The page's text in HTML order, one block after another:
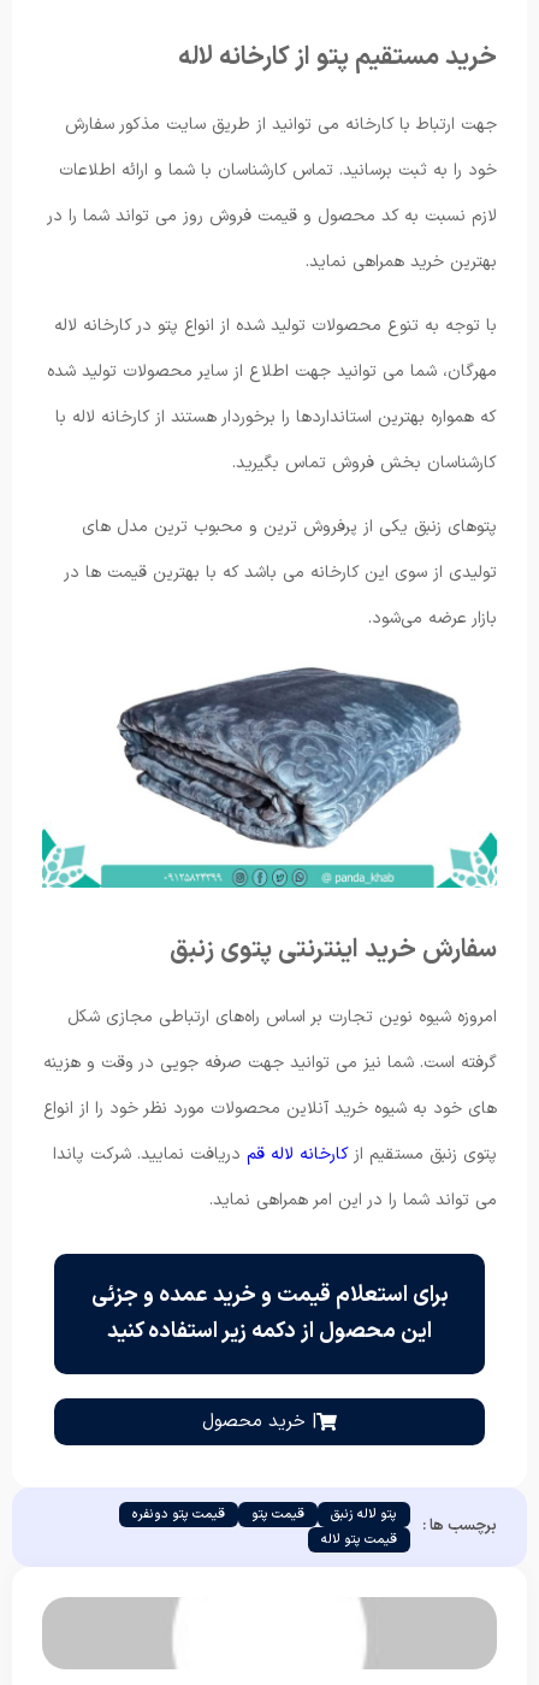
خرید مستقیم پتو از کارخانه لاله
جهت ارتباط با کارخانه می توانید از طریق سایت مذکور سفارش
خود را به ثبت برسانید. تماس کارشناسان با شما و ارائه اطلاعات
لازم نسبت به کد محصول و قیمت فروش روز می تواند شما را در
بهترین خرید همراهی نماید.
با توجه به تنوع محصولات تولید شده از انواع پتو در کارخانه لاله
مهرگان، شما می توانید جهت اطلاع از سایر محصولات تولید شده
که همواره بهترین استانداردها را برخوردار هستند از کارخانه لاله با
کارشناسان بخش فروش تماس بگیرید.
پتوهای زنبق یکی از پرفروش ترین و محبوب ترین مدل های
تولیدی از سوی این کارخانه می باشد که با بهترین قیمت ها در
بازار عرضه می‌شود.
سفارش خرید اینترنتی پتوی زنبق
امروزه شیوه نوین تجارت بر اساس راه‌های ارتباطی مجازی شکل
گرفته است. شما نیز می توانید جهت صرفه جویی در وقت و هزینه
های خود به شیوه خرید آنلاین محصولات مورد نظر خود را از انواع
پتوی زنبق مستقیم از کارخانه لاله قم دریافت نمایید. شرکت پاندا
می تواند شما را در این امر همراهی نماید.
برای استعلام قیمت و خرید عمده و جزئی
این محصول از دکمه زیر استفاده کنید
| خرید محصول
برچسب ها : پتو لاله زنبق قیمت پتو
قیمت پتو دونفره
قیمت پتو لاله